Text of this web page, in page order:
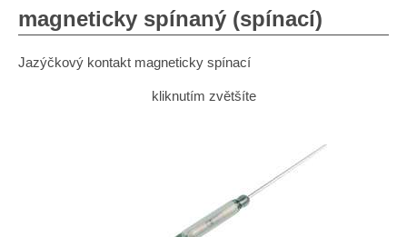
magneticky spínaný (spínací)
Jazýčkový kontakt magneticky spínací
kliknutím zvětšíte